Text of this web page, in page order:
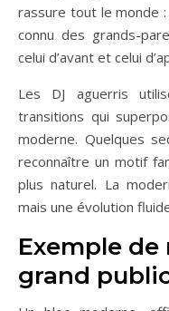
rassure tout le monde
connu des grands-
celui d’avant et celui
Les DJ aguerris
transitions qui
moderne. Quelques
reconnaître un motif
plus naturel. La
mais une évolution
Exemple
grand